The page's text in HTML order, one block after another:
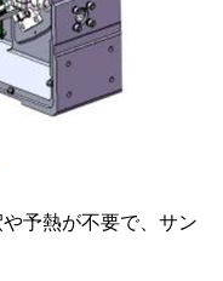
予熱が不要で、サン